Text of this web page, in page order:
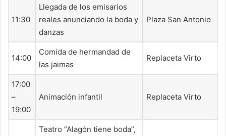
11:30
Llegada de los emisarios
reales anunciando la boda y
danzas
Plaza San Antonio
14:00
Comida de hermandad de
las jaimas
Replaceta Virto
17:00
–
19:00
Animación infantil Replaceta Virto
Teatro “Alagón tiene boda”,